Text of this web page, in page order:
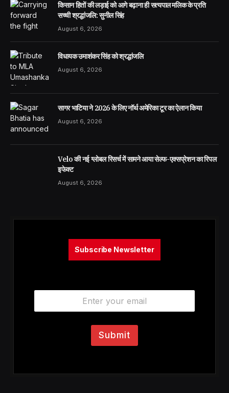
किसान हितों की लड़ाई को आगे बढ़ाना ही सत्यपाल मलिक के प्रति
सच्ची श्रद्धांजलि: सुनील सिंह
August 6, 2026
विधायक उमाशंकर सिंह को श्रद्धांजलि
August 6, 2026
सागर भाटिया ने 2026 के लिए नॉर्थ अमेरिका टूर का ऐलान किया
August 6, 2026
Velo की नई ग्लोबल रिसर्च में सामने आया सेल्फ-एक्सप्रेशन का रिपल
इफेक्ट
August 6, 2026
Subscribe Newsletter
E
a
Submit